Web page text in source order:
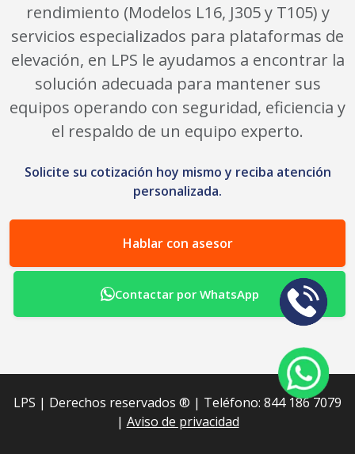
rendimiento (Modelos L16, J305 y T105) y
servicios especializados para plataformas de
elevación, en LPS le ayudamos a encontrar la
solución adecuada para mantener sus
equipos operando con seguridad, eficiencia y
el respaldo de un equipo experto.
Solicite su cotización hoy mismo y reciba atención
personalizada.
Hablar con asesor
Contactar por WhatsApp
LPS | Derechos reservados ®︎ | Teléfono: 844 186 7079
| Aviso de privacidad